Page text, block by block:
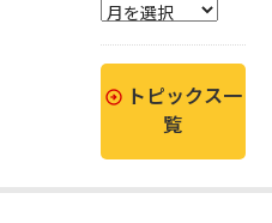
トピックス一
覧